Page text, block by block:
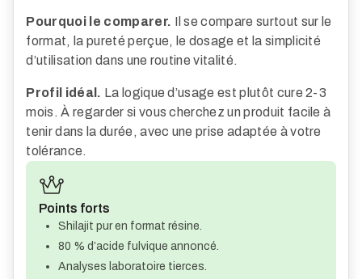
Pourquoi le comparer. Il se compare surtout sur le
format, la pureté perçue, le dosage et la simplicité
d’utilisation dans une routine vitalité.
Profil idéal. La logique d’usage est plutôt cure 2-3
mois. À regarder si vous cherchez un produit facile à
tenir dans la durée, avec une prise adaptée à votre
tolérance.
Points forts
Shilajit pur en format résine.
80 % d’acide fulvique annoncé.
Analyses laboratoire tierces.